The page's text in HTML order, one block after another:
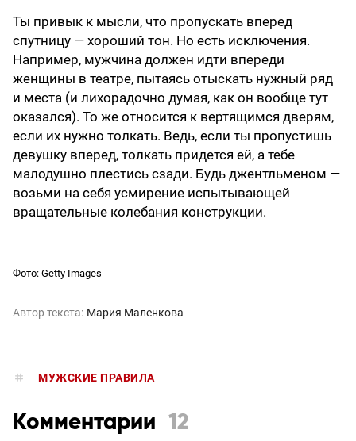
Ты привык к мысли, что пропускать вперед
спутницу — хороший тон. Но есть исключения.
Например, мужчина должен идти впереди
женщины в театре, пытаясь отыскать нужный ряд
и места (и лихорадочно думая, как он вообще тут
оказался). То же относится к вертящимся дверям,
если их нужно толкать. Ведь, если ты пропустишь
девушку вперед, толкать придется ей, а тебе
малодушно плестись сзади. Будь джентльменом —
возьми на себя усмирение испытывающей
вращательные колебания конструкции.
Фото: Getty Images
Автор текста: Мария Маленкова
МУЖСКИЕ ПРАВИЛА
Комментарии 12